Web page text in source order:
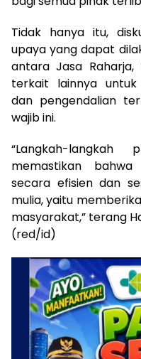
Tidak hanya itu,
upaya yang dapat
antara Jasa Raharja,
terkait lainnya untuk
dan pengendalian
wajib ini.
“Langkah-
memastikan
secara efisien dan
mulia, yaitu
masyarakat,” terang
(red/id)